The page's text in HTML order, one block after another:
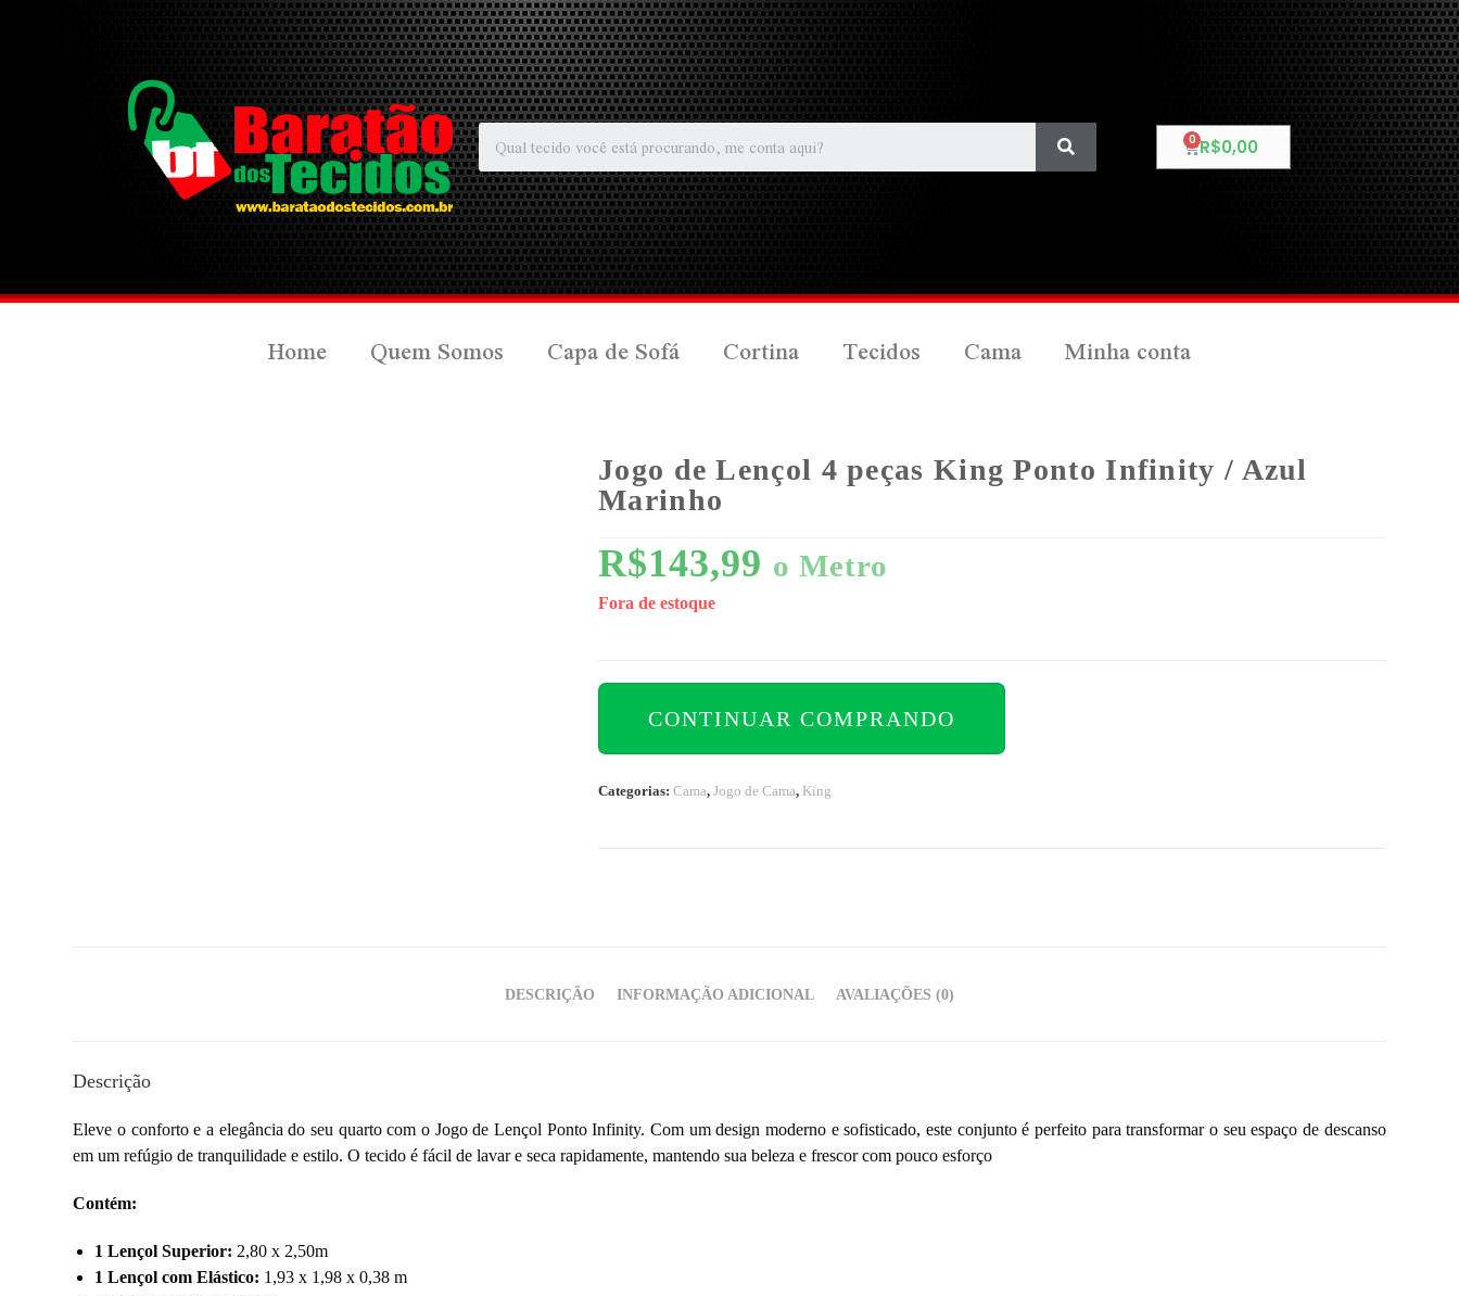
R$0,00
Home Quem Somos Capa de Sofá Cortina Tecidos Cama Minha conta
Jogo de Lençol 4 peças King Ponto Infinity / Azul
Marinho
R$143,99 o Metro
Fora de estoque
CONTINUAR COMPRANDO
Categorias:Cama,Jogo de Cama, King
DESCRIÇÃO INFORMAÇÃO ADICIONAL AVALIAÇÕES (0)
Descrição
Eleve o conforto e a elegância do seu quarto com o Jogo de Lençol Ponto Infinity. Com um design moderno e sofisticado, este conjunto é perfeito para transformar o seu espaço de descanso
em um refúgio de tranquilidade e estilo. O tecido é fácil de lavar e seca rapidamente, mantendo sua beleza e frescor com pouco esforço
Contém:
1 Lençol Superior: 2,80 x 2,50m
1 Lençol com Elástico: 1,93 x 1,98 x 0,38 m